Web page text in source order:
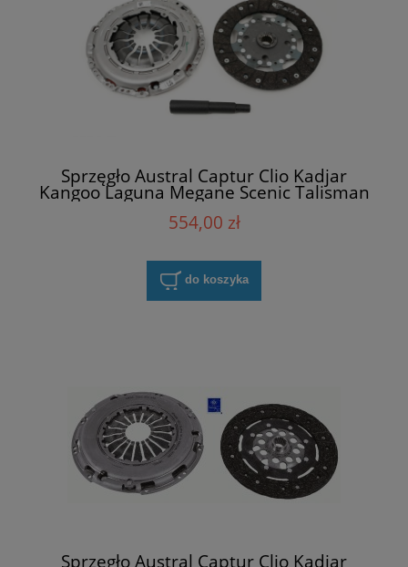
Sprzęgło Austral Captur Clio Kadjar
Kangoo Laguna Megane Scenic Talisman
1.5 dCI Renault 302057505R
554,00 zł
do koszyka
Sprzęgło Austral Captur Clio Kadjar